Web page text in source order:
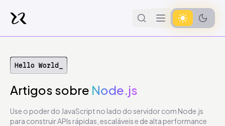
Hello World_
Artigos sobre Node.js
Use o poder do JavaScript no lado do servidor com Node.js
para construir APIs rápidas, escaláveis e de alta performance